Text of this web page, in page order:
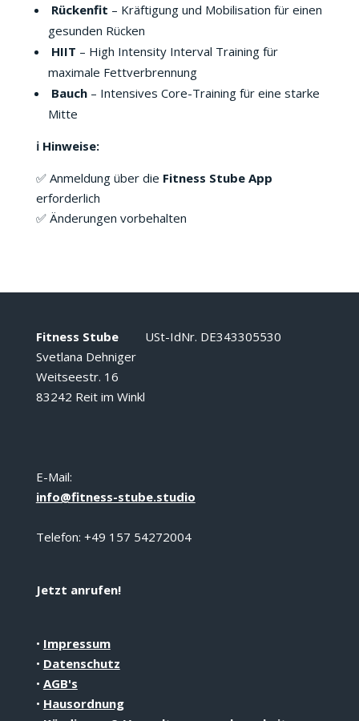
Rückenfit – Kräftigung und Mobilisation für einen
gesunden Rücken
HIIT – High Intensity Interval Training für
maximale Fettverbrennung
Bauch – Intensives Core-Training für eine starke
Mitte
ℹ️ Hinweise:
✅ Anmeldung über die Fitness Stube App
erforderlich
✅ Änderungen vorbehalten
Fitness Stube
Svetlana Dehniger
Weitseestr. 16
83242 Reit im Winkl
USt-IdNr. DE343305530
E-Mail:
info@fitness-stube.studio
Telefon: +49 157 54272004
Jetzt anrufen!
• Impressum
• Datenschutz
• AGB's
• Hausordnung